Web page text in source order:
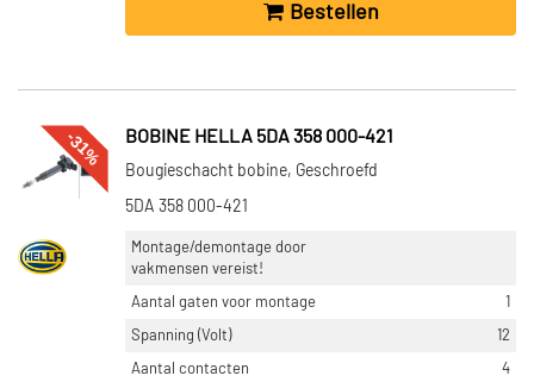
Bestellen
-31% BOBINE HELLA 5DA 358 000-421
Bougieschacht bobine, Geschroefd
5DA 358 000-421
Montage/demontage door
vakmensen vereist!
Aantal gaten voor montage
1
Spanning (Volt)
12
Aantal contacten
4